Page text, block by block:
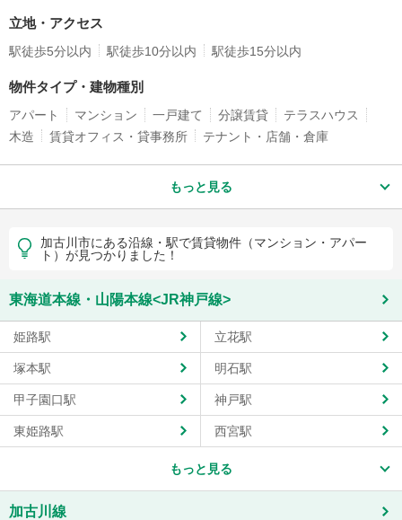
立地・アクセス
駅徒歩5分以内 駅徒歩10分以内 駅徒歩15分以内
物件タイプ・建物種別
アパート マンション 一戸建て 分譲賃貸
テラスハウス
木造
賃貸オフィス・貸事務所 テナント・店舗・倉庫
もっと見る
加古川市にある沿線・駅で賃貸物件（マンション・アパー
ト）が見つかりました！
東海道本線・山陽本線<JR神戸線>
姫路駅 立花駅
塚本駅 明石駅
甲子園口駅 神戸駅
東姫路駅 西宮駅
もっと見る
加古川線